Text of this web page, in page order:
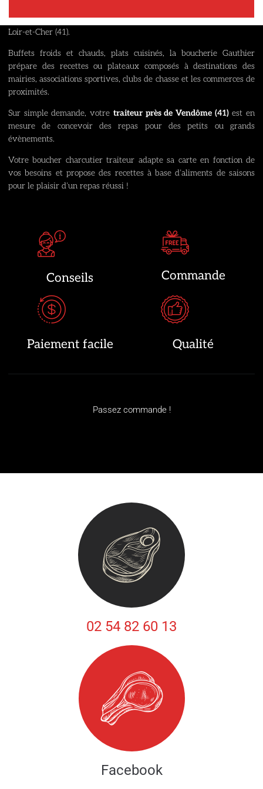
charcuterie Gauthier propose également un service traiteur dans le
Loir-et-Cher (41).
Buffets froids et chauds, plats cuisinés, la boucherie Gauthier
prépare des recettes ou plateaux composés à destinations des
mairies, associations sportives, clubs de chasse et les commerces de
proximités.
Sur simple demande, votre traiteur près de Vendôme (41)est en
mesure de concevoir des repas pour des petits ou grands
évènements.
Votre boucher charcutier traiteur adapte sa carte en fonction de
vos besoins et propose des recettes à base d’aliments de saisons
pour le plaisir d’un repas réussi !
Conseils Commande
Paiement facile Qualité
Passez commande !
02 54 82 60 13
Facebook